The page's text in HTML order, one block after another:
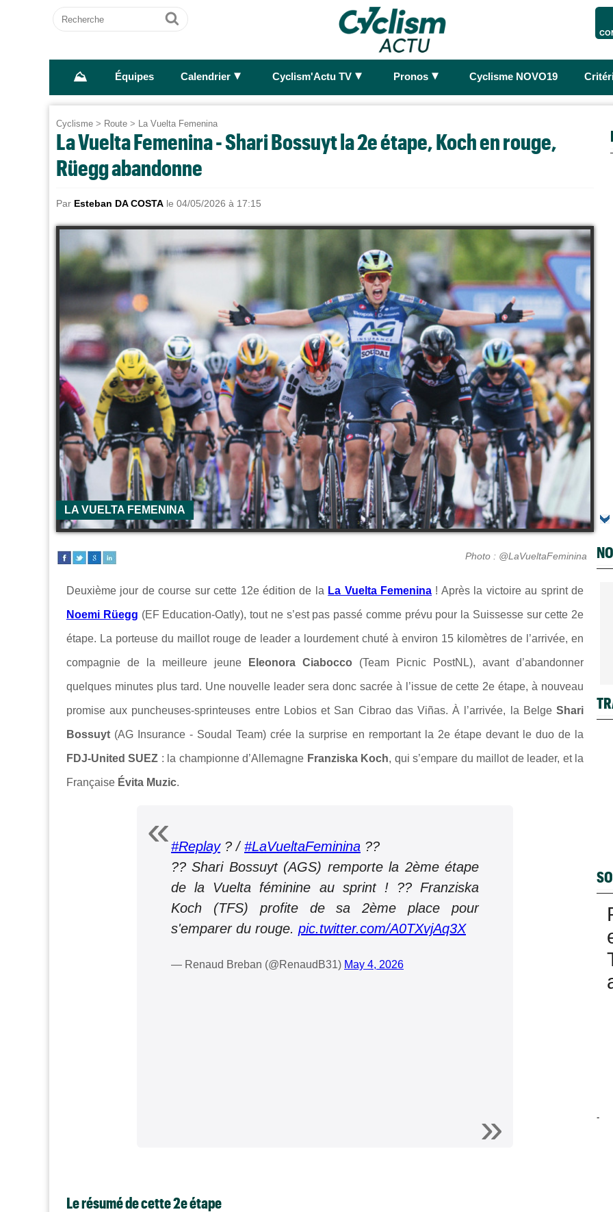
Recherche
Ok
⛰ Équipes Calendrier ► Cyclism'Actu TV ► Pronos ► Cyclisme NOVO19
Cyclisme > Route > La Vuelta Femenina
La Vuelta Femenina - Shari Bossuyt la 2e étape, Koch en rouge,
Rüegg abandonne
Par Esteban DA COSTA le 04/05/2026 à 17:15
LA VUELTA FEMENINA
Photo : @LaVueltaFeminina
Deuxième jour de course sur cette 12e édition de la La Vuelta Femenina ! Après la victoire au sprint de
Noemi Rüegg (EF Education-Oatly), tout ne s’est pas passé comme prévu pour la Suissesse sur cette 2e
étape. La porteuse du maillot rouge de leader a lourdement chuté à environ 15 kilomètres de l’arrivée, en
compagnie de la meilleure jeune Eleonora Ciabocco (Team Picnic PostNL), avant d’abandonner
quelques minutes plus tard. Une nouvelle leader sera donc sacrée à l’issue de cette 2e étape, à nouveau
promise aux puncheuses-sprinteuses entre Lobioset San Cibrao das Viñas. À l’arrivée, la BelgeShari
Bossuyt (AG Insurance - Soudal Team) crée la surprise en remportant la 2e étape devant le duo de la
FDJ-United SUEZ : la championne d’Allemagne Franziska Koch, qui s’empare du maillot de leader, et la
Française Évita Muzic.
#Replay? / #LaVueltaFeminina ??
?? Shari Bossuyt (AGS) remporte la 2ème étape
de la Vuelta féminine au sprint ! ?? Franziska
Koch (TFS) profite de sa 2ème place pour
s'emparer du rouge. pic.twitter.com/A0TXvjAq3X
— Renaud Breban (@RenaudB31) May 4, 2026
Le résumé de cette 2e étape
-